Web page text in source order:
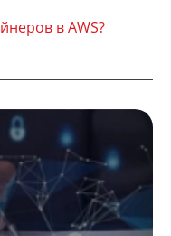
в AWS?